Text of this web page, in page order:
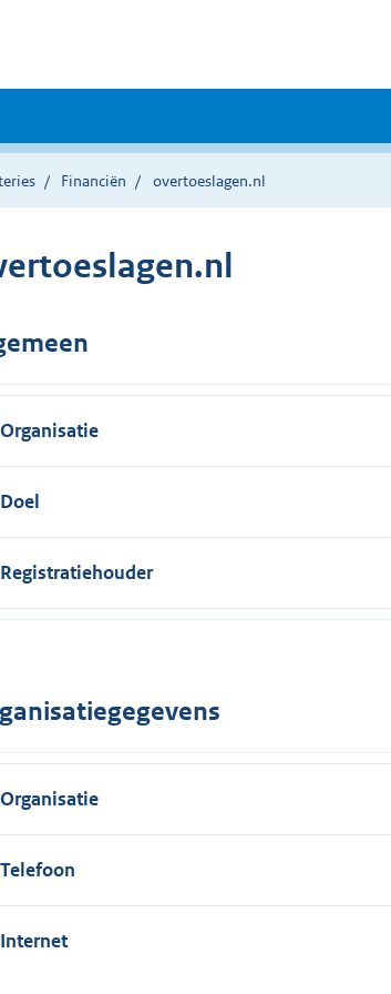
Financiën overtoeslagen.nl
Organisatie
Doel
Registratiehouder
Organisatie
Telefoon
Internet